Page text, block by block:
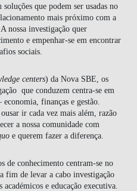
que podem ser usadas no
mais próximo com a
nossa investigação quer
e empenhar-se em encontrar
sociais.
centers) da Nova SBE, os
que conduzem centra-se em
economia, finançase gestão.
ir cada vez mais além, razão
a nossa comunidade com
e querem fazer a diferença.
de conhecimento centram-se no
fim de levar a cabo investigação
e educação executiva.